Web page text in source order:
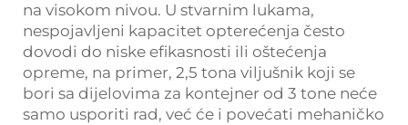
na visokom nivou. U stvarnim lukama,
nespojavljeni kapacitet opterećenja često
dovodi do niske efikasnosti ili oštećenja
opreme, na primer, 2,5 tona viljušnik koji se
bori sa dijelovima za kontejner od 3 tone neće
samo usporiti rad, već će i povećati mehaničko